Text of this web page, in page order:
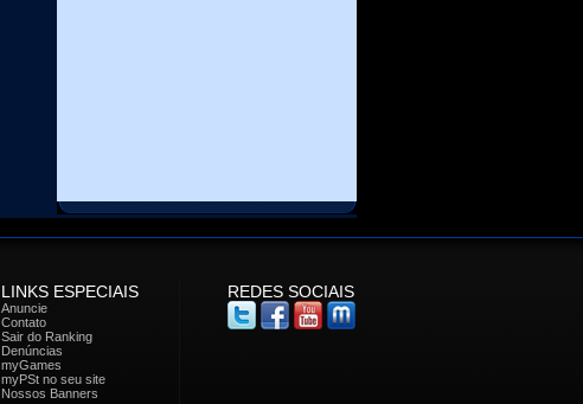
LINKS ESPECIAIS REDES SOCIAIS
Anuncie
Contato
Sair do Ranking
Denúncias
myGames
myPSt no seu site
Nossos Banners